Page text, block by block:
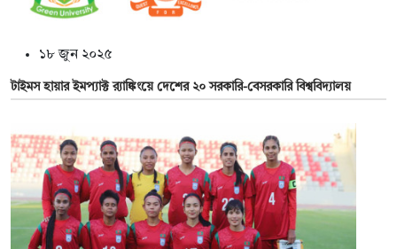
১৮ জুন ২০২৫
টাইমস হায়ার ইমপ্যাক্ট র‍্যাঙ্কিংয়ে দেশের ২০ সরকারি-বেসরকারি বিশ্ববিদ্যালয়